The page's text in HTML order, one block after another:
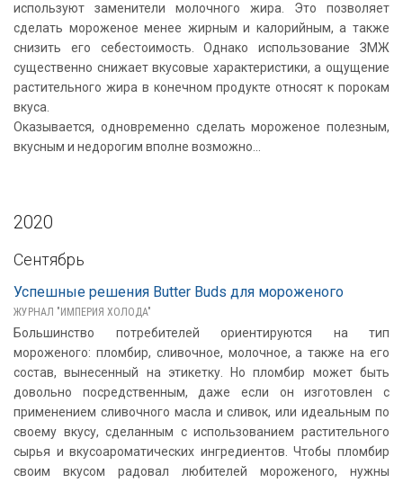
используют заменители молочного жира. Это позволяет
сделать мороженое менее жирным и калорийным, а также
снизить его себестоимость. Однако использование ЗМЖ
существенно снижает вкусовые характеристики, а ощущение
растительного жира в конечном продукте относят к порокам
вкуса.
Оказывается, одновременно сделать мороженое полезным,
вкусным и недорогим вполне возможно...
2020
Сентябрь
Успешные решения Butter Buds для мороженого
ЖУРНАЛ "ИМПЕРИЯ ХОЛОДА"
Большинство потребителей ориентируются на тип
мороженого: пломбир, сливочное, молочное, а также на его
состав, вынесенный на этикетку. Но пломбир может быть
довольно посредственным, даже если он изготовлен с
применением сливочного масла и сливок, или идеальным по
своему вкусу, сделанным с использованием растительного
сырья и вкусоароматических ингредиентов. Чтобы пломбир
своим вкусом радовал любителей мороженого, нужны